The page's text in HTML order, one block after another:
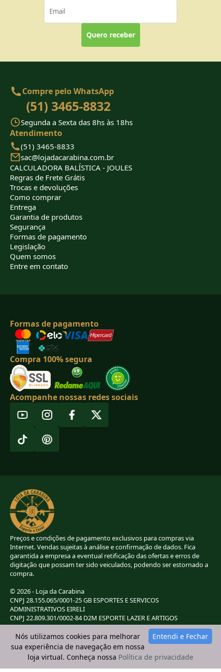
Quero receber
Compre pelo WhatsApp
(51) 3465-8832
Segunda a Sexta das 8hs às 18hs
Atendimento
(51) 3465-8833
sac@lojadacarabina.com.br
CALCULADORA BALÍSTICA - JOULES
Regras de Frete Grátis
Trocas e devoluções
Como comprar
Entrega
Garantia de produtos
Segurança
Formas de pagamento
Legislação
Quem somos
Entre em contato
Formas de pagamento
Compra 100% segura
Acompanhe nossas redes sociais
Preços e condições de pagamento exclusivos para compras via
Internet. Vendas sujeitas à análise e confirmação de dados. Fica
garantida a empresa a eventual retificação das ofertas e erros de
digitação que possam ter sido veiculados, podendo ser estornado a
compra.
© 2026 - Loja da Carabina
CNPJ 28.155.065/0001-25 GB ESPORTES E SERVICOS
ADMINISTRATIVOS EIRELI
CNPJ 22.809.301/0002-84 D2M ESPORTE LAZER E ARTIGOS
ESPORTIVOS EIRELI
CNPJ 38.283.264/0001-72 LC ESPORTES E LAZER LTDA
CNPJ 42.084.009/0001-78 2G E B ESPORTE E LAZER LTDA
Entendi e Fechar
Nós utilizamos cookies para melhorar
sua experiência de navegação em nossa
loja virtual. Conheça nossa Política de privacidade